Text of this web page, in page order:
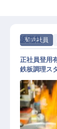
よくあ
ホテル
無料
契約社員
浜湖月
正社員登用
鉄板調理ス